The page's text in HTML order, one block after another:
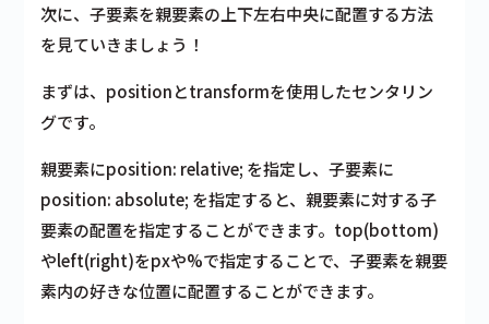
次に、子要素を親要素の上下左右中央に配置する方法
を見ていきましょう！
まずは、positionとtransformを使用したセンタリン
グです。
親要素にposition: relative; を指定し、子要素に
position: absolute; を指定すると、親要素に対する子
要素の配置を指定することができます。top(bottom)
やleft(right)をpxや%で指定することで、子要素を親要
素内の好きな位置に配置することができます。